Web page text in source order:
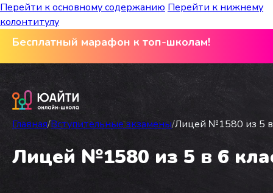
Перейти к основному содержанию Перейти к нижнему
колонтитулу
Бесплатный марафон к топ-школам!
Главная/Вступительные экзамены/Лицей №1580 из 5 в
Лицей №1580 из 5 в 6